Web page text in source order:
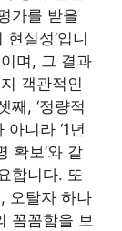
가를 받을
실성’입니
며, 그 결과
객관적인
째, ‘정량적
아니라 ‘1년
확보’와 같
합니다. 또
오탈자 하나
꼼꼼함을 보